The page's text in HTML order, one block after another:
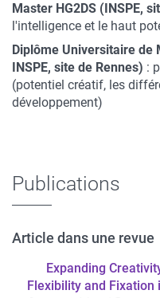
Master HG2DS (INSPE,
l'intelligence et le haut
Diplôme Universitaire de
INSPE, site de Rennes) :
(potentiel créatif, les
développement)
Publications
Article dans une revue
Expanding
Flexibility and Fixation